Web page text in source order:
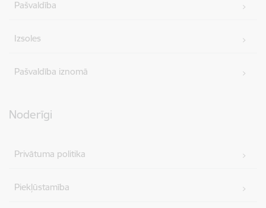
Pašvaldība
Izsoles
Pašvaldība iznomā
Noderīgi
Privātuma politika
Piekļūstamība